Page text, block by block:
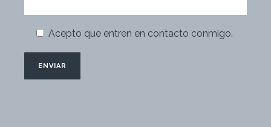
Acepto que entren en contacto conmigo.